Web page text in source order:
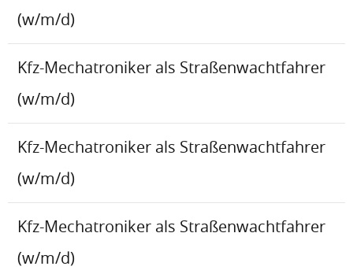
(w/m/d)
Kfz-Mechatroniker als Straßenwachtfahrer
(w/m/d)
Kfz-Mechatroniker als Straßenwachtfahrer
(w/m/d)
Kfz-Mechatroniker als Straßenwachtfahrer
(w/m/d)